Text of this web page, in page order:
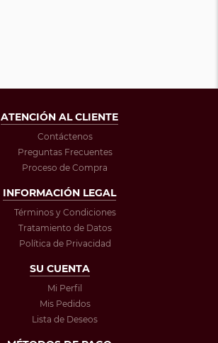
ATENCIÓN AL CLIENTE
Contáctenos
Preguntas Frecuentes
Proceso de Compra
INFORMACIÓN LEGAL
Términos y Condiciones
Tratamiento de Datos
Política de Privacidad
SU CUENTA
Mi Perfil
Mis Pedidos
Lista de Deseos